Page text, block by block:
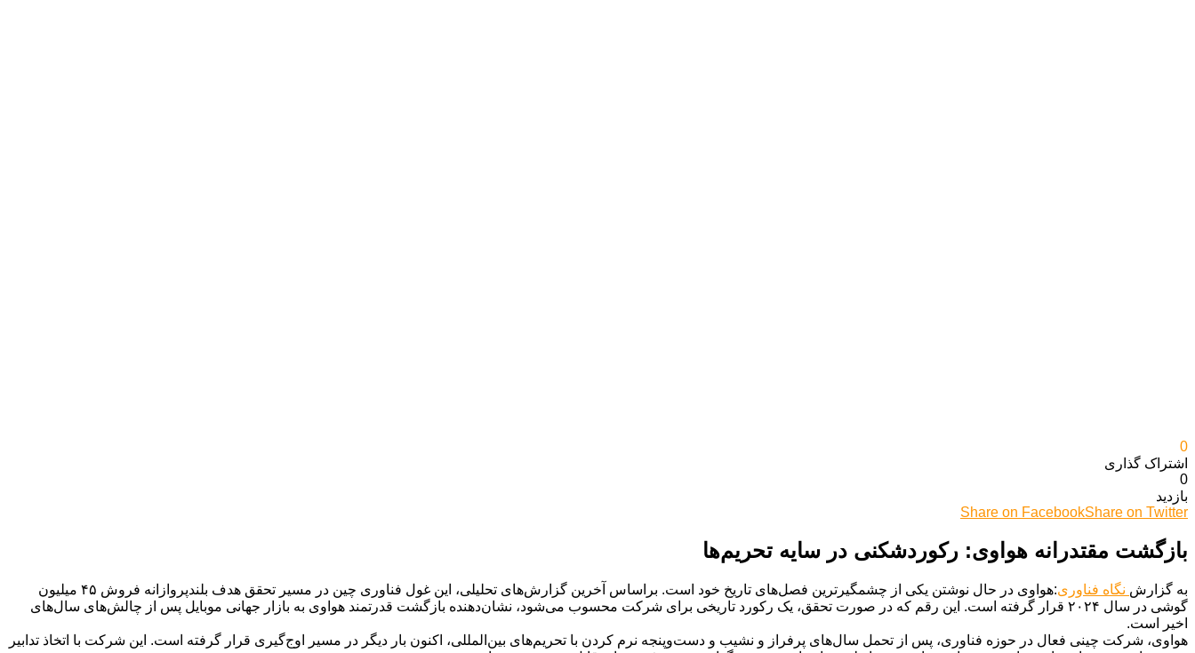
0
اشتراک گذاری‌
0
بازدید
Share on FacebookShare on Twitter
بازگشت مقتدرانه هواوی: رکوردشکنی در سایه تحریم‌ها
به گزارش نگاه فناوری
:هواوی در حال نوشتن یکی از چشمگیرترین فصل‌های تاریخ خود است. براساس آخرین گزارش‌های تحلیلی، این غول فناوری چین در مسیر تحقق هدف بلندپروازانه فروش ۴۵ میلیون
گوشی در سال ۲۰۲۴ قرار گرفته است. این رقم که در صورت تحقق، یک رکورد تاریخی برای شرکت محسوب می‌شود، نشان‌دهنده بازگشت قدرتمند هواوی به بازار جهانی موبایل پس از چالش‌های سال‌های
اخیر است.
هواوی، شرکت چینی فعال در حوزه فناوری، پس از تحمل سال‌های پرفراز و نشیب و دست‌وپنجه نرم کردن با تحریم‌های بین‌المللی، اکنون بار دیگر در مسیر اوج‌گیری قرار گرفته است. این شرکت با اتخاذ تدابیر